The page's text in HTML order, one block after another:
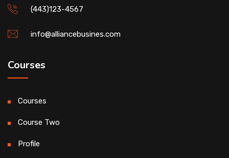
(443)123-4567
info@alliancebusines.com
Courses
Courses
Course Two
Profile